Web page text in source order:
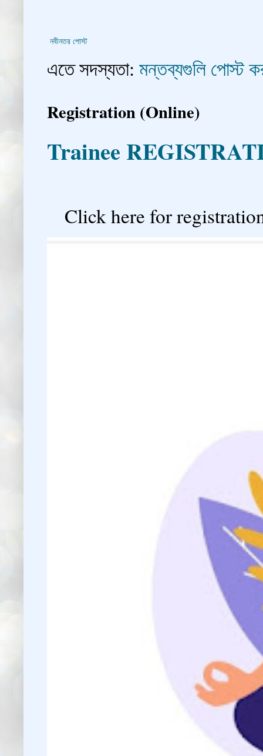
নবীনতর পোস্ট
এতে সদস্যতা: মন্তব্যগুলি পোস্ট
Registration (Online)
Trainee
Click here for